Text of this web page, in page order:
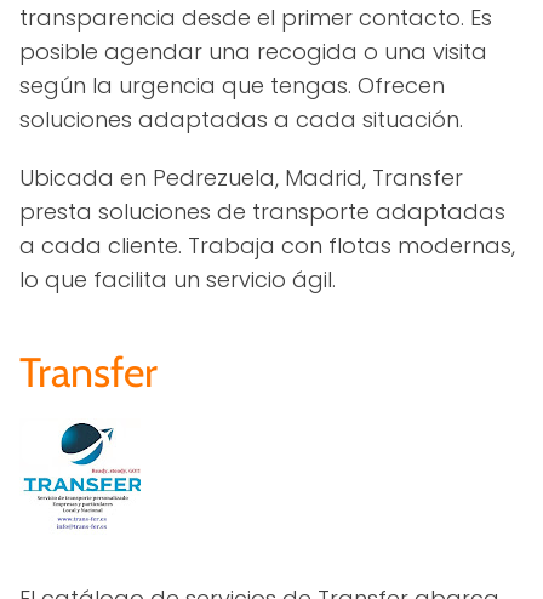
transparencia desde el primer contacto. Es
posible agendar una recogida o una visita
según la urgencia que tengas. Ofrecen
soluciones adaptadas a cada situación.
Ubicada en Pedrezuela, Madrid, Transfer
presta soluciones de transporte adaptadas
a cada cliente. Trabaja con flotas modernas,
lo que facilita un servicio ágil.
Transfer